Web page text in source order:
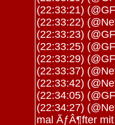
(22:33:21)
(22:33:22)
(22:33:23)
(22:33:25)
(22:33:29)
(22:33:37)
(22:33:42)
(22:34:05)
(22:34:27)
mal ÃƒÂ¶fter